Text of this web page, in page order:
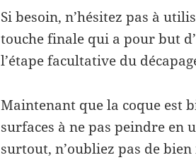
Si besoin, n’hésitez pas à
touche finale qui a pour but
l’étape facultative du
Maintenant que la coque est
surfaces à ne pas peindre en
surtout, n’oubliez pas de